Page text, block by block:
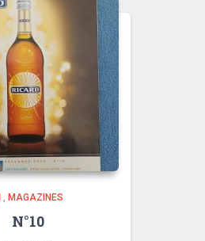
, MAGAZINES
N°10